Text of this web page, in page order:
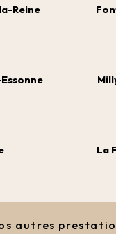
Reine
La
autres